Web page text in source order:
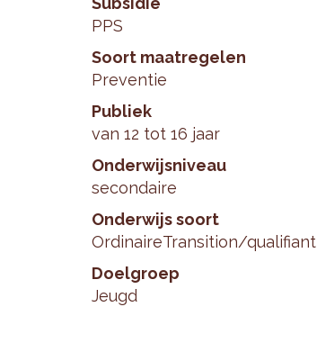
PPS
Soort maatregelen
Preventie
Publiek
van 12 tot 16 jaar
Onderwijsniveau
secondaire
Onderwijs soort
OrdinaireTransition/qualifiant
Doelgroep
Jeugd